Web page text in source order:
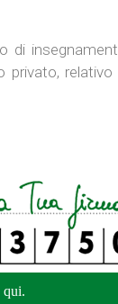
di
privato,
qui.